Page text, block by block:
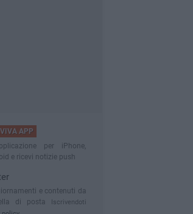
APP
per iPhone,
e ricevi notizie push
e contenuti da
di posta
Iscrivendoti